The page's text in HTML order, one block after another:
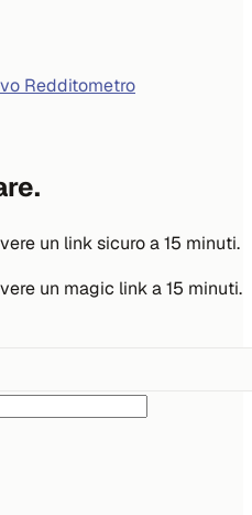
Redditometro
un link sicuro a 15 minuti.
un magic link a 15 minuti.